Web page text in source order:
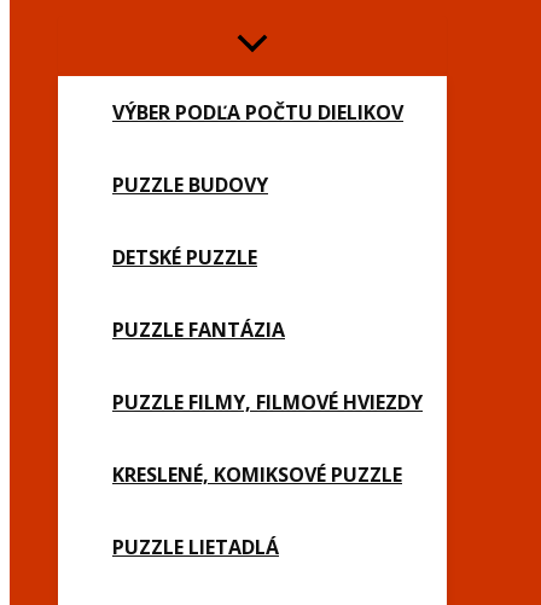
VÝBER PODĽA POČTU DIELIKOV
PUZZLE BUDOVY
DETSKÉ PUZZLE
PUZZLE FANTÁZIA
PUZZLE FILMY, FILMOVÉ HVIEZDY
KRESLENÉ, KOMIKSOVÉ PUZZLE
PUZZLE LIETADLÁ